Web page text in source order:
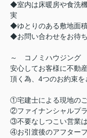
◆室内は床暖房や食洗
実
◆ゆとりのある敷地面
◆お問い合わせをお待ち
～ コノミハウジング
安心してお客様に不動
頂く為、4つのお約束を
①宅建士による現地の
②ファイナンシャルプ
③不要なしつこい営業
④お引渡後のアフター